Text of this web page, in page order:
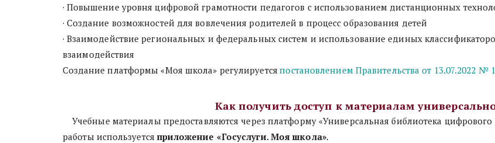
· Повышение уровня цифровой грамотности педагогов с использованием дистанционных
· Создание возможностей для вовлечения родителей в процесс образования детей
· Взаимодействие региональных и федеральных систем и использование единых
взаимодействия
Создание платформы «Моя школа» регулируется постановлением Правительства от 13.07.2022 №
Как получить доступ к материалам
работы используется приложение «Госуслуги. Моя школа».